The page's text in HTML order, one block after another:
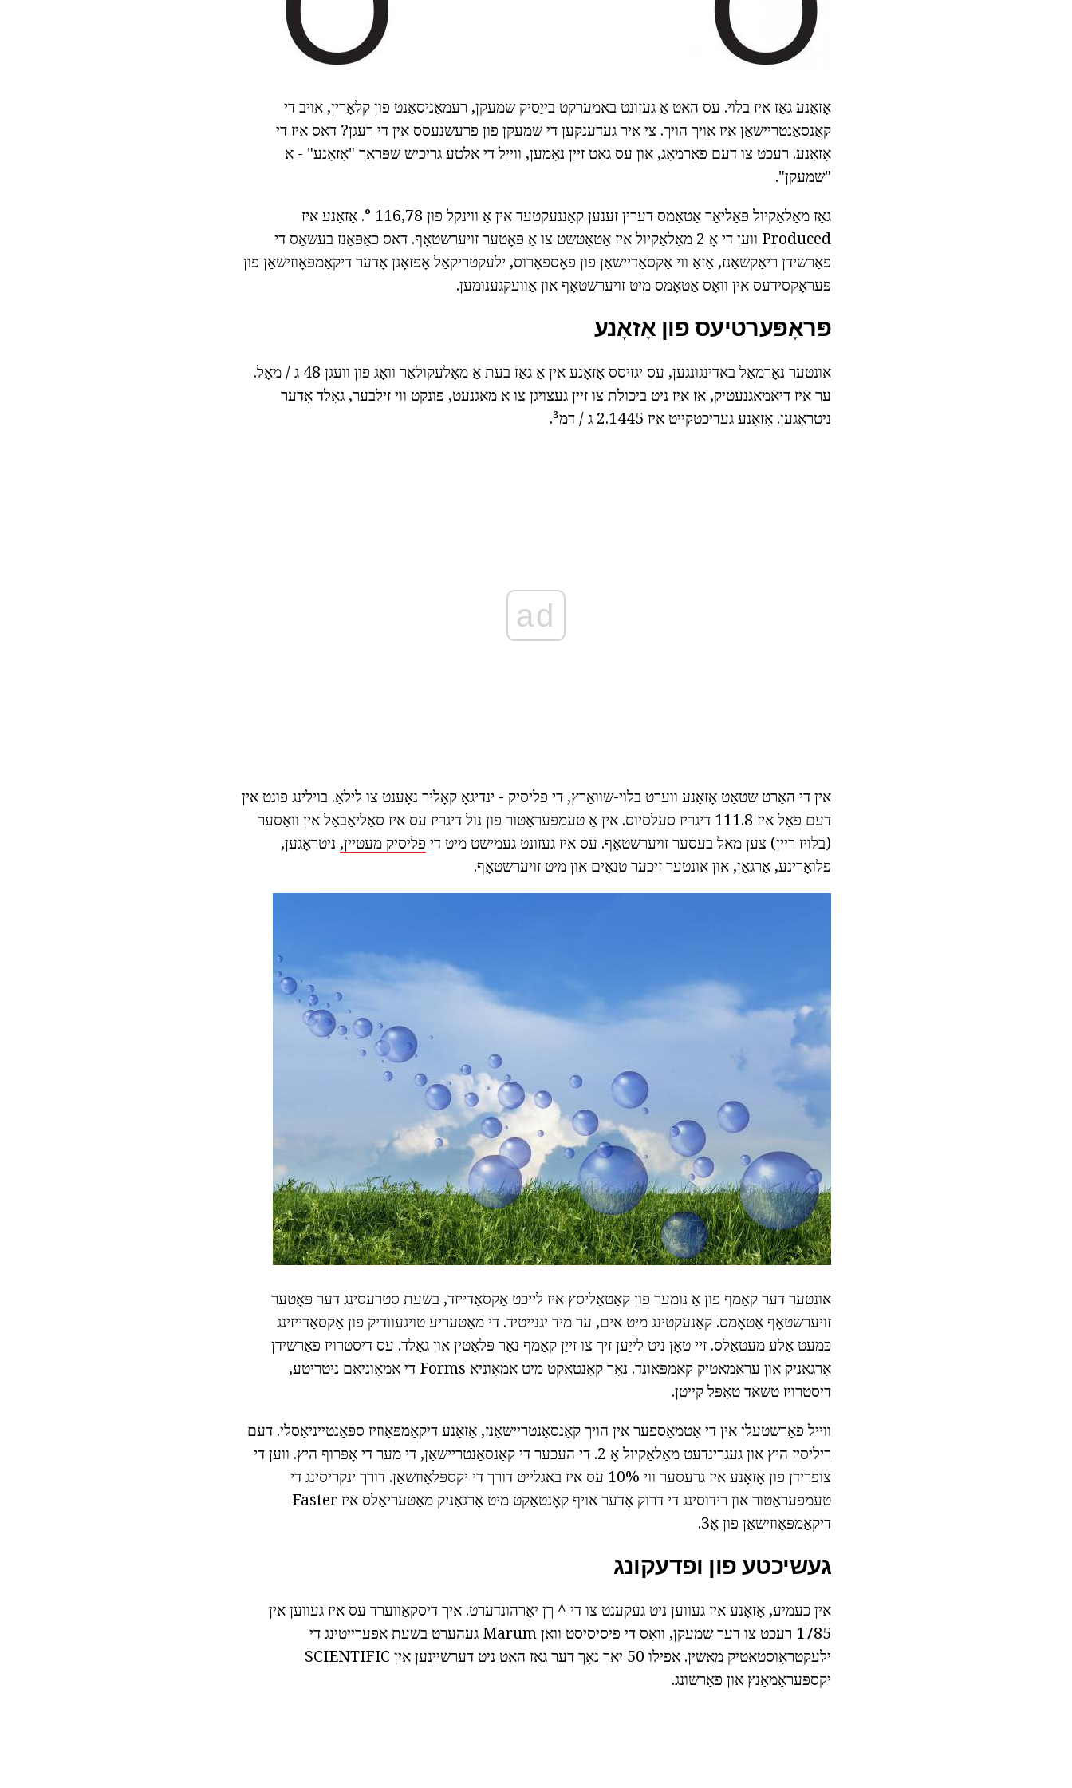
אָזאָנע גאַז איז בלוי. עס האט אַ געזונט באמערקט בייַסיק שמעקן, רעמאַניסאַנט פון קלאָרין, אויב די
קאַנסאַנטריישאַן איז אויך הויך. צי איר געדענקען די שמעקן פון פרעשנעסס אין די רעגן? דאס איז די
אָזאָנע. רעכט צו דעם פאַרמאָג, און עס גאַט זייַן נאָמען, ווייַל די אלטע גריכיש שפּראַך "אָזאָנע" - אַ
"שמעקן".
גאַז מאַלאַקיול פּאָליאַר אַטאָמס דערין זענען קאָננעקטעד אין אַ ווינקל פון 116,78 °. אָזאָנע איז
Produced ווען די אָ 2 מאַלאַקיול איז אַטאַטשט צו אַ פּאָטער זויערשטאָף. דאס כאַפּאַנז בעשאַס די
פאַרשידן ריאַקשאַנז, אַזאַ ווי אַקסאַדיישאַן פון פאָספאָרוס, ילעקטריקאַל אָפּזאָגן אָדער דיקאַמפּאָוזישאַן פון
פּעראָקסידעס אין וואָס אַטאָמס מיט זויערשטאָף און אַוועקגענומען.
פּראָפּערטיעס פון אָזאָנע
אונטער נאָרמאַל באדינגונגען, עס יגזיסס אָזאָנע אין אַ גאַז בעת אַ מאָלעקולאַר וואָג פון וועגן 48 ג / מאָל.
ער איז דיאַמאַגנעטיק, אַז איז ניט ביכולת צו זייַן געצויגן צו אַ מאַגנעט, פּונקט ווי זילבער, גאָלד אָדער
ניטראָגען. אָזאָנע געדיכטקייַט איז 2.1445 ג / דמ³.
ad
אין די האַרט שטאַט אָזאָנע ווערט בלוי-שוואַרץ, די פליסיק - ינדיגאָ קאָליר נאָענט צו לילאַ. בוילינג פונט אין
דעם פאַל איז 111.8 דיגריז סעלסיוס. אין אַ טעמפּעראַטור פון נול דיגריז עס איז סאַליאַבאַל אין וואַסער
(בלויז ריין) צען מאל בעסער זויערשטאָף. עס איז געזונט געמישט מיט די פליסיק מעטיין, ניטראָגען,
פלואָרינע, אַרגאַן, און אונטער זיכער טנאָים און מיט זויערשטאָף.
אונטער דער קאַמף פון אַ נומער פון קאַטאַליסץ איז לייכט אַקסאַדייזד, בשעת סטרעסינג דער פּאָטער
זויערשטאָף אַטאָמס. קאַנעקטינג מיט אים, ער מיד יגנייטיד. די מאַטעריע טויגעוודיק פון אַקסאַדייזינג
כּמעט אַלע מעטאַלס. זיי טאָן ניט לייַען זיך צו זייַן קאַמף נאָר פּלאַטין און גאָלד. עס דיסטרויז פאַרשידן
אָרגאַניק און עראַמאַטיק קאַמפּאַונד. נאָך קאָנטאַקט מיט אַמאָוניאַ Forms די אַמאָוניאַם ניטריטע,
דיסטרויז טשאַד טאָפּל קייטן.
ווייל פאָרשטעלן אין די אַטמאָספער אין הויך קאַנסאַנטריישאַנז, אָזאָנע דיקאַמפּאָוזיז ספּאַנטייניאַסלי. דעם
ריליסיז היץ און געגרינדעט מאַלאַקיול אָ 2. די העכער די קאַנסאַנטריישאַן, די מער די אָפּרוף היץ. ווען די
צופרידן פון אָזאָנע איז גרעסער ווי 10% עס איז באגלייט דורך די יקספּלאָוזשאַן. דורך ינקריסינג די
טעמפּעראַטור און רידוסינג די דרוק אָדער אויף קאָנטאַקט מיט אָרגאַניק מאַטעריאַלס איז Faster
דיקאַמפּאָוזישאַן פון אָ3.
געשיכטע פון ופדעקונג
אין כעמיע, אָזאָנע איז געווען ניט געקענט צו די ^ ךן יאָרהונדערט. איך דיסקאַווערד עס איז געווען אין
1785 רעכט צו דער שמעקן, וואָס די פיסיסיסט וואַן Marum געהערט בשעת אַפּערייטינג די
ילעקטראָוסטאַטיק מאַשין. אַפֿילו 50 יאר נאָך דער גאַז האט ניט דערשייַנען אין SCIENTIFIC
יקספּעראַמאַנץ און פאָרשונג.